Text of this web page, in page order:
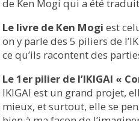
de Ken Mogi qui a été
Le livre de Ken Mogi est
on y parle des 5 piliers de
ce qu’ils racontent des
Le 1er pilier de l’IKIGAI «
IKIGAI est un grand projet,
mieux, et surtout, elle se